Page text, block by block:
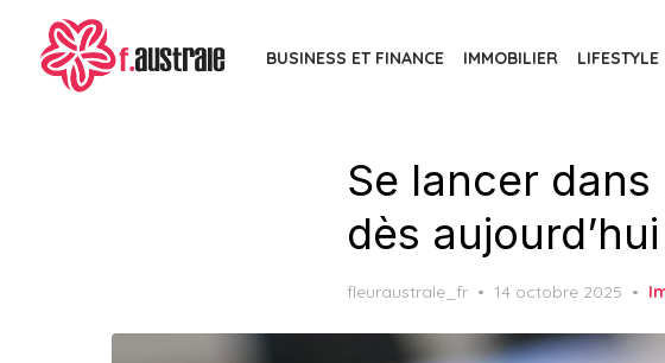
BUSINESS ET FINANCE IMMOBILIER LIFESTYLE
Se lancer
dès aujourd’hui
fleuraustrale_fr
Posted
14 octobre 2025